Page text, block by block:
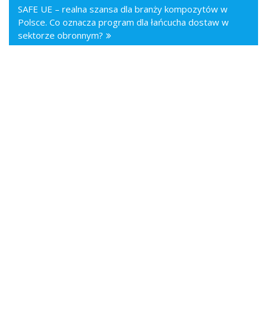
SAFE UE – realna szansa dla branży kompozytów w
Polsce. Co oznacza program dla łańcucha dostaw w
sektorze obronnym?